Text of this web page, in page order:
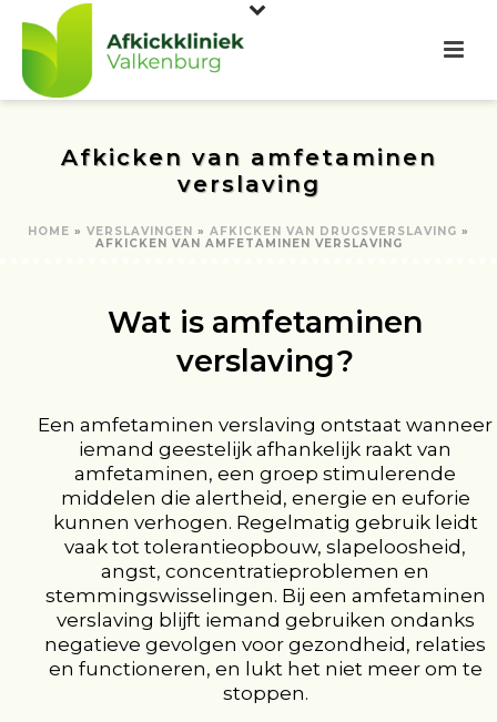
Afkicken van amfetaminen
verslaving
HOME » VERSLAVINGEN » AFKICKEN VAN DRUGSVERSLAVING »
AFKICKEN VAN AMFETAMINEN VERSLAVING
Wat is amfetaminen
verslaving?
Een amfetaminen verslaving ontstaat wanneer
iemand geestelijk afhankelijk raakt van
amfetaminen, een groep stimulerende
middelen die alertheid, energie en euforie
kunnen verhogen. Regelmatig gebruik leidt
vaak tot tolerantieopbouw, slapeloosheid,
angst, concentratieproblemen en
stemmingswisselingen. Bij een amfetaminen
verslaving blijft iemand gebruiken ondanks
negatieve gevolgen voor gezondheid, relaties
en functioneren, en lukt het niet meer om te
stoppen.